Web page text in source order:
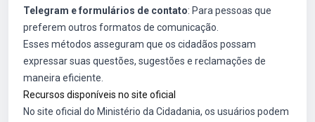
Telegram e formulários de contato: Para pessoas que
preferem outros formatos de comunicação.
Esses métodos asseguram que os cidadãos possam
expressar suas questões, sugestões e reclamações de
maneira eficiente.
Recursos disponíveis no site oficial
No site oficial do Ministério da Cidadania, os usuários podem